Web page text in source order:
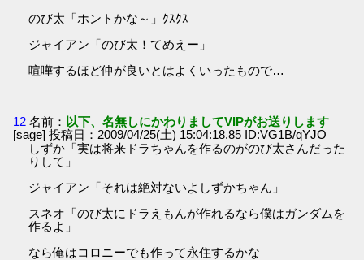
のび太「ホントかな～」ｸｽｸｽ
ジャイアン「のび太！てめえー」
喧嘩するほど仲が良いとはよくいったもので…
12 名前： 以下、名無しにかわりましてVIPがお送りします
[sage] 投稿日：2009/04/25(土) 15:04:18.85 ID:VG1B/qYJO
しずか「実は将来ドラちゃんを作るのがのび太さんだった
りして」
ジャイアン「それは絶対ないよしずかちゃん」
スネオ「のび太にドラえもんが作れるなら僕はガンダムを
作るよ」
なら俺はコロニーでも作って永住するかな